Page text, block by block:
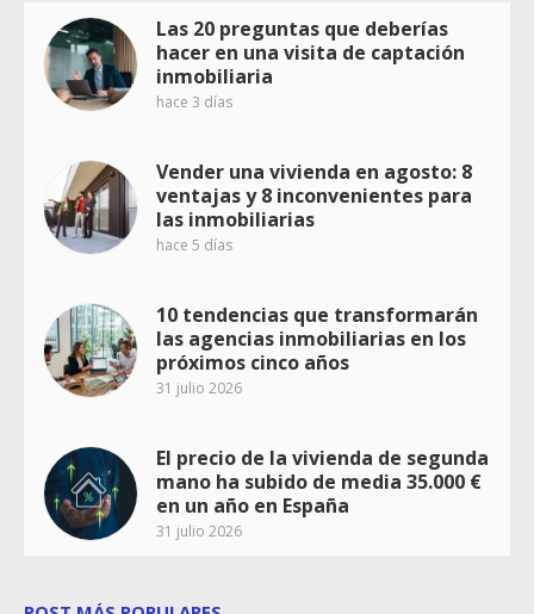
Las 20 preguntas que deberías
hacer en una visita de captación
inmobiliaria
hace 3 días
Vender una vivienda en agosto: 8
ventajas y 8 inconvenientes para
las inmobiliarias
hace 5 días
10 tendencias que transformarán
las agencias inmobiliarias en los
próximos cinco años
31 julio 2026
El precio de la vivienda de segunda
mano ha subido de media 35.000 €
en un año en España
31 julio 2026